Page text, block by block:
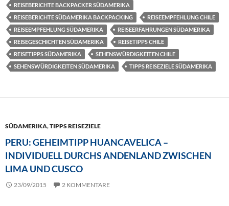
REISEBERICHTE BACKPACKER SÜDAMERIKA
REISEBERICHTE SÜDAMERIKA BACKPACKING
REISEEMPFEHLUNG CHILE
REISEEMPFEHLUNG SÜDAMERIKA
REISEERFAHRUNGEN SÜDAMERIKA
REISEGESCHICHTEN SÜDAMERIKA
REISETIPPS CHILE
REISETIPPS SÜDAMERIKA
SEHENSWÜRDIGKEITEN CHILE
SEHENSWÜRDIGKEITEN SÜDAMERIKA
TIPPS REISEZIELE SÜDAMERIKA
SÜDAMERIKA,TIPPS REISEZIELE
PERU: GEHEIMTIPP HUANCAVELICA –
INDIVIDUELL DURCHS ANDENLAND ZWISCHEN
LIMA UND CUSCO
23/09/2015 2 KOMMENTARE